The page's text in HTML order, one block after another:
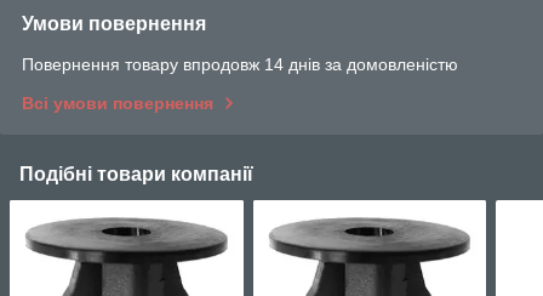
Умови повернення
Повернення товару впродовж 14 днів за домовленістю
Всі умови повернення
Подібні товари компанії